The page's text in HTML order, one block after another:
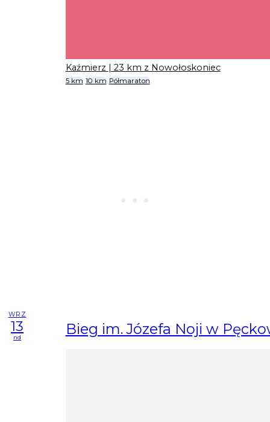
Kaźmierz | 23 km z Nowołoskoniec
5 km 10 km Półmaraton
WRZ
13
nd Bieg im. Józefa Noji w